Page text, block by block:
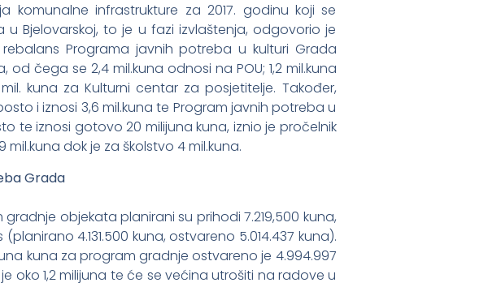
infrastrukture za 2017. godinu koji se
Bjelovarskoj, to je u fazi izvlaštenja, odgovorio je
Programa javnih potreba u kulturi Grada
čega se 2,4 mil.kuna odnosi na POU; 1,2 mil.kuna
kuna za Kulturni centar za posjetitelje. Također,
i iznosi 3,6 mil.kuna te Program javnih potreba u
te iznosi gotovo 20 milijuna kuna, iznio je pročelnik
dok je za školstvo 4 mil.kuna.
Grada
objekata planirani su prihodi 7.219,500 kuna,
4.131.500 kuna, ostvareno 5.014.437 kuna).
kuna za program gradnje ostvareno je 4.994.997
oko 1,2 milijuna te će se većina utrošiti na radove u